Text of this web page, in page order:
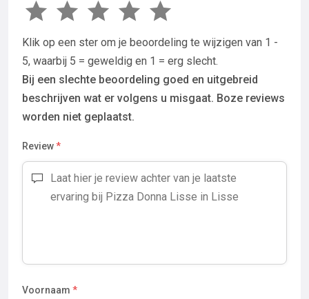
Klik op een ster om je beoordeling te wijzigen van 1 -
5, waarbij 5 = geweldig en 1 = erg slecht.
Bij een slechte beoordeling goed en uitgebreid
beschrijven wat er volgens u misgaat. Boze reviews
worden niet geplaatst.
Review*
Voornaam *